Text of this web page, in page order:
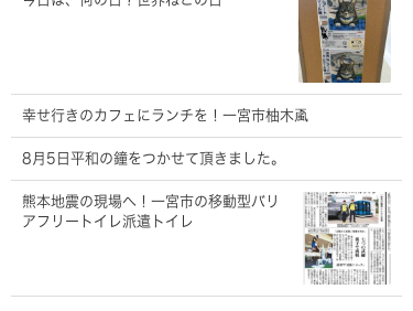
幸せ行きのカフェにランチを！一宮市柚木颪
8月5日平和の鐘をつかせて頂きました。
熊本地震の現場へ！一宮市の移動型バリ
アフリートイレ派遣トイレ